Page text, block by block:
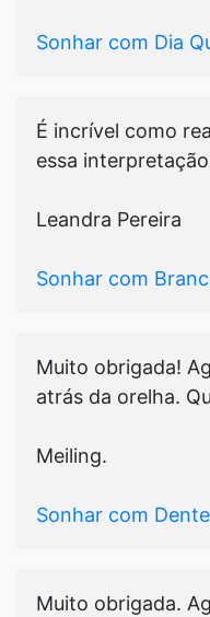
Sonhar com Dia
É incrível como
essa
Leandra Pereira
Sonhar com
Muito obrigada!
atrás da orelha.
Meiling.
Sonhar com
Muito obrigada.